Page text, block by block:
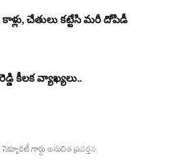
చేతులు కట్టేసి మరీ దోపిడీ
కీలక వ్యాఖ్యలు..